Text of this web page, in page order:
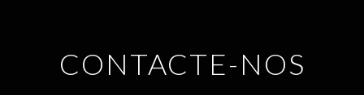
CONTACTE-NOS